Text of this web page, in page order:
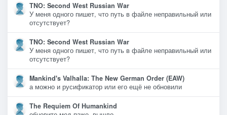
TNO: Second West Russian War
У меня одного пишет, что путь в файле неправильный или
отсутствует?
TNO: Second West Russian War
У меня одного пишет, что путь в файле неправильный или
отсутствует?
Mankind's Valhalla: The New German Order (EAW)
а можно и русификатор или его ещё не обновили
The Requiem Of Humankind